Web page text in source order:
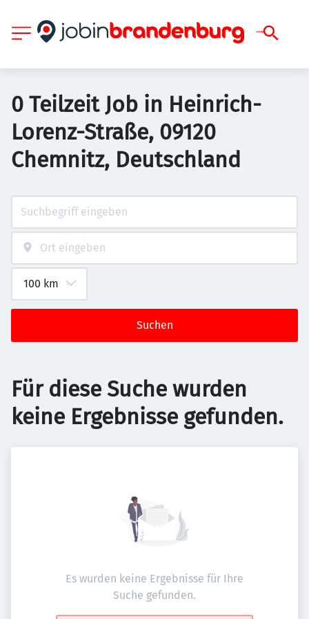
0 Teilzeit Job in Heinrich-
Lorenz-Straße, 09120
Chemnitz, Deutschland
Suchen
Für diese Suche wurden
keine Ergebnisse gefunden.
Es wurden keine Ergebnisse für Ihre
Suche gefunden.